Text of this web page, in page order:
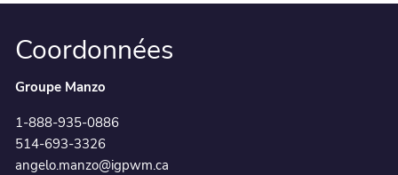
Coordonnées
Groupe Manzo
1-888-935-0886
514-693-3326
angelo.manzo@igpwm.ca